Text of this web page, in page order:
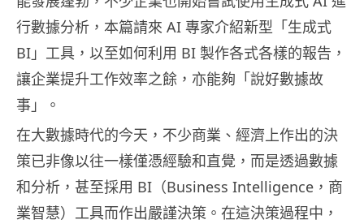
行數據分析，本篇請來 AI 專家介紹新型「生成式
BI」工具，以至如何利用 BI 製作各式各樣的報告，
讓企業提升工作效率之餘，亦能夠「說好數據故
事」。
在大數據時代的今天，不少商業、經濟上作出的決
策已非像以往一樣僅憑經驗和直覺，而是透過數據
和分析，甚至採用 BI（Business Intelligence，商
業智慧）工具而作出嚴謹決策。在這決策過程中，